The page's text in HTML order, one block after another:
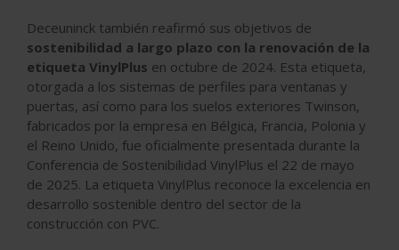
Deceuninck también reafirmó sus objetivos de
sostenibilidad a largo plazo con la renovación de la
etiqueta VinylPlus en octubre de 2024. Esta etiqueta,
otorgada a los sistemas de perfiles para ventanas y
puertas, así como para los suelos exteriores Twinson,
fabricados por la empresa en Bélgica, Francia, Polonia y
el Reino Unido, fue oficialmente presentada durante la
Conferencia de Sostenibilidad VinylPlus el 22 de mayo
de 2025. La etiqueta VinylPlus reconoce la excelencia en
desarrollo sostenible dentro del sector de la
construcción con PVC.